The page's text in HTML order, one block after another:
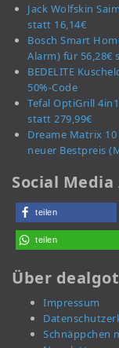
Jack Wolfskin
statt 16,14€
Bosch Smart
Alarm) für 56,28€
BEDELITE
50%-Code
Tefal OptiGrill
statt 279,99€
Dreame Matrix
neuer Bestpreis
Social Media
teilen
teilen
Über
Impressum
Schnäppchen